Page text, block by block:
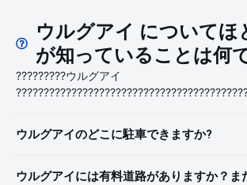
ウルグアイ についてほ
が知っていることは何
?????????ウルグアイ
ウルグアイのどこに駐車できますか?
ウルグアイには有料道路がありますか？ま